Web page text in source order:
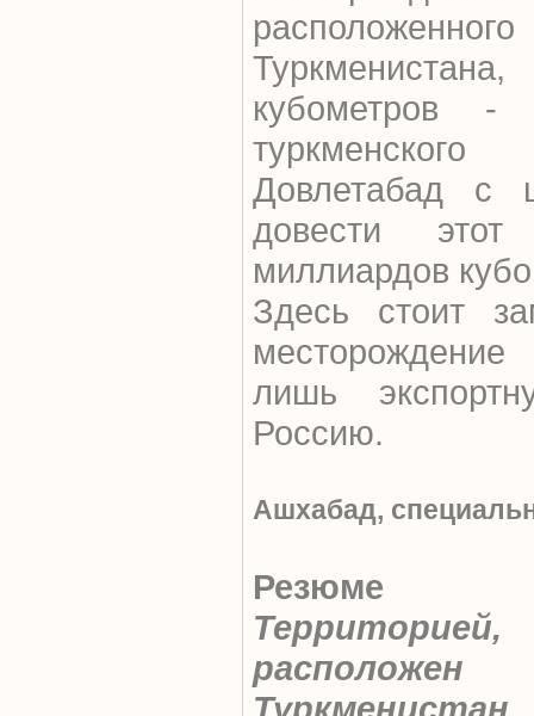
кубометров -
Довлетабад с
довести
миллиардов
Здесь стоит
лишь
Россию.
Ашхабад,
Резюме